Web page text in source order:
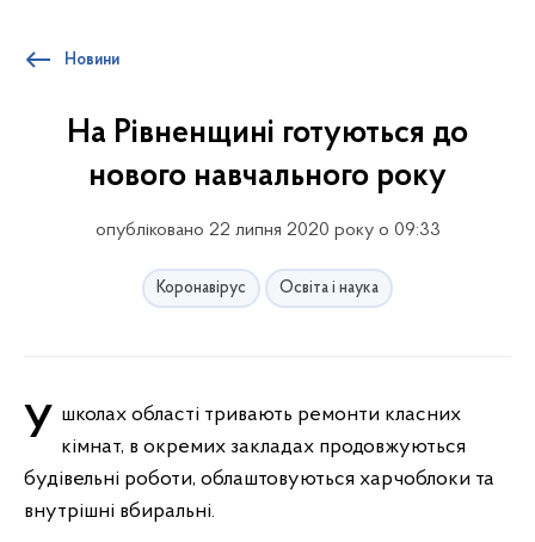
Новини
На Рівненщині готуються до
нового навчального року
опубліковано 22 липня 2020 року о 09:33
Коронавірус Освіта і наука
У школах області тривають ремонти класних кімнат, в окремих закладах продовжуються
будівельні роботи, облаштовуються харчоблоки та
внутрішні вбиральні.